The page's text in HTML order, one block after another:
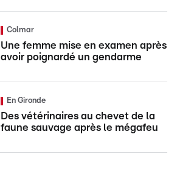
Colmar
Une femme mise en examen après
avoir poignardé un gendarme
En Gironde
Des vétérinaires au chevet de la
faune sauvage après le mégafeu